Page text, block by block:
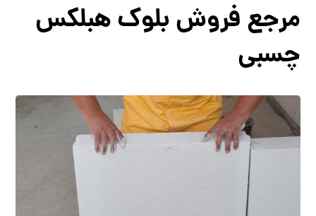
مرجع فروش بلوک هبلکس
چسبی